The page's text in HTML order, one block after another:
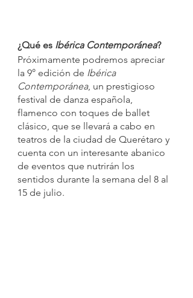
¿Qué es Ibérica Contemporánea?
Próximamente podremos apreciar
la 9° edición de Ibérica
Contemporánea, un prestigioso
festival de danza española,
flamenco con toques de ballet
clásico, que se llevará a cabo en
teatros de la ciudad de Querétaro y
cuenta con un interesante abanico
de eventos que nutrirán los
sentidos durante la semana del 8 al
15 de julio.